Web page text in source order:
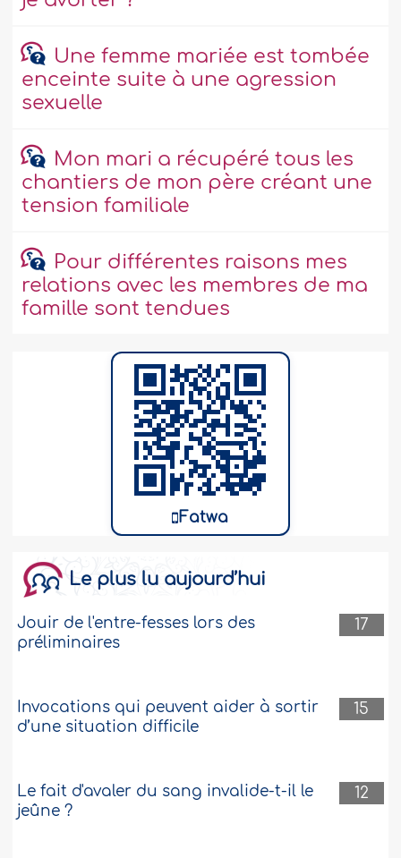
Une femme mariée est tombée
enceinte suite à une agression
sexuelle
Mon mari a récupéré tous les
chantiers de mon père créant une
tension familiale
Pour différentes raisons mes
relations avec les membres de ma
famille sont tendues
Fatwa
Le plus lu aujourd’hui
17
Jouir de l'entre-fesses lors des
préliminaires
15
Invocations qui peuvent aider à sortir
d’une situation difficile
12
Le fait d'avaler du sang invalide-t-il le
jeûne ?